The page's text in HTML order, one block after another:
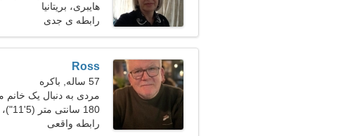
هایبری، بریتانیا
رابطه ی جدی
Ross
57 ساله, باکره
مردی به دنبال یک خانم مسن
180 سانتی متر (5'11")، 94 کیلوگرم (207 پوند)
رابطه واقعی